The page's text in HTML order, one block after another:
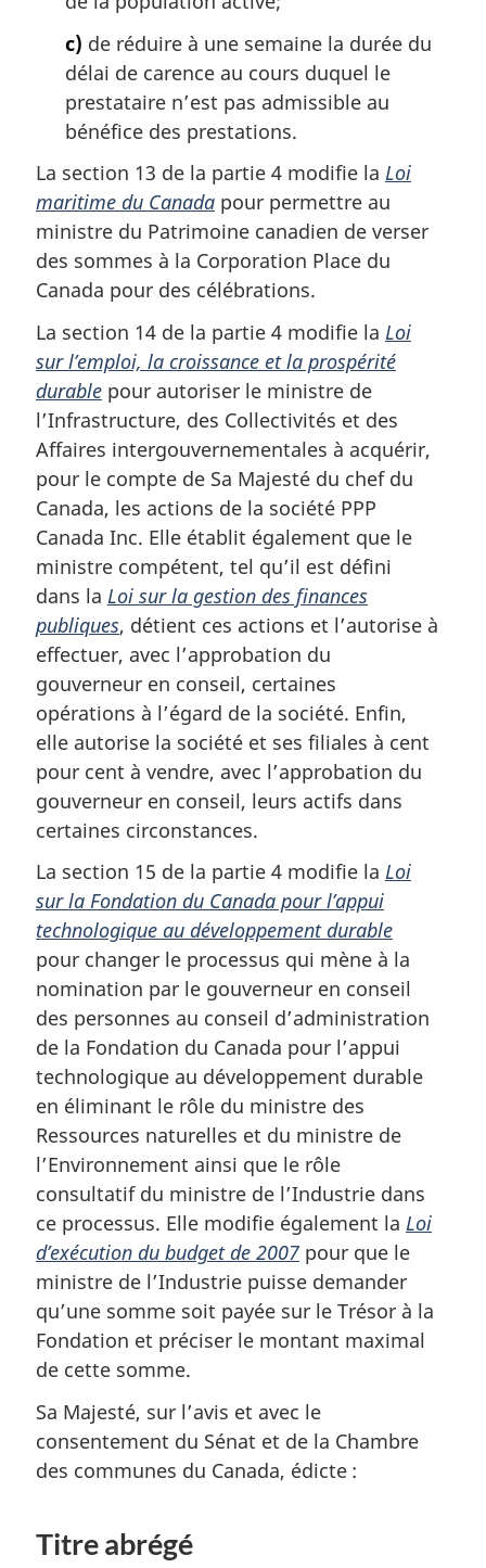
c) de réduire à une semaine la durée du
délai de carence au cours duquel le
prestataire n’est pas admissible au
bénéfice des prestations.
La section 13 de la partie 4 modifie la Loi
maritime du Canada pour permettre au
ministre du Patrimoine canadien de verser
des sommes à la Corporation Place du
Canada pour des célébrations.
La section 14 de la partie 4 modifie la Loi
sur l’emploi, la croissance et la prospérité
durable pour autoriser le ministre de
l’Infrastructure, des Collectivités et des
Affaires intergouvernementales à acquérir,
pour le compte de Sa Majesté du chef du
Canada, les actions de la société PPP
Canada Inc. Elle établit également que le
ministre compétent, tel qu’il est défini
dans la Loi sur la gestion des finances
publiques, détient ces actions et l’autorise à
effectuer, avec l’approbation du
gouverneur en conseil, certaines
opérations à l’égard de la société. Enfin,
elle autorise la société et ses filiales à cent
pour cent à vendre, avec l’approbation du
gouverneur en conseil, leurs actifs dans
certaines circonstances.
La section 15 de la partie 4 modifie la Loi
sur la Fondation du Canada pour l’appui
technologique au développement durable
pour changer le processus qui mène à la
nomination par le gouverneur en conseil
des personnes au conseil d’administration
de la Fondation du Canada pour l’appui
technologique au développement durable
en éliminant le rôle du ministre des
Ressources naturelles et du ministre de
l’Environnement ainsi que le rôle
consultatif du ministre de l’Industrie dans
ce processus. Elle modifie également la Loi
d’exécution du budget de 2007 pour que le
ministre de l’Industrie puisse demander
qu’une somme soit payée sur le Trésor à la
Fondation et préciser le montant maximal
de cette somme.
Sa Majesté, sur l’avis et avec le
consentement du Sénat et de la Chambre
des communes du Canada, édicte :
Titre abrégé